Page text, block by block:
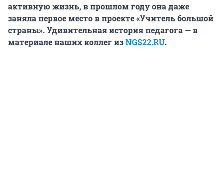
активную жизнь, в прошлом году она даже
занялапервое место в проекте «Учитель большой
страны». Удивительная история педагога — в
материале наших коллег изNGS22.RU.